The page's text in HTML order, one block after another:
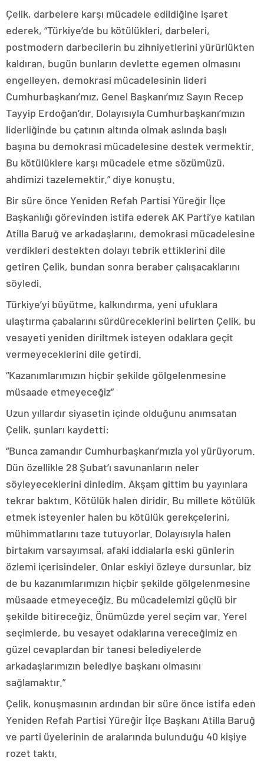
Çelik, darbelere karşı mücadele edildiğine işaret
ederek, “Türkiye’de bu kötülükleri, darbeleri,
postmodern darbecilerin bu zihniyetlerini yürürlükten
kaldıran, bugün bunların devlette egemen olmasını
engelleyen, demokrasi mücadelesinin lideri
Cumhurbaşkanı’mız, Genel Başkanı’mız Sayın Recep
Tayyip Erdoğan’dır. Dolayısıyla Cumhurbaşkanı’mızın
liderliğinde bu çatının altında olmak aslında başlı
başına bu demokrasi mücadelesine destek vermektir.
Bu kötülüklere karşı mücadele etme sözümüzü,
ahdimizi tazelemektir.” diye konuştu.
Bir süre önce Yeniden Refah Partisi Yüreğir İlçe
Başkanlığı görevinden istifa ederek AK Parti’ye katılan
Atilla Baruğ ve arkadaşlarını, demokrasi mücadelesine
verdikleri destekten dolayı tebrik ettiklerini dile
getiren Çelik, bundan sonra beraber çalışacaklarını
söyledi.
Türkiye’yi büyütme, kalkındırma, yeni ufuklara
ulaştırma çabalarını sürdüreceklerini belirten Çelik, bu
vesayeti yeniden diriltmek isteyen odaklara geçit
vermeyeceklerini dile getirdi.
“Kazanımlarımızın hiçbir şekilde gölgelenmesine
müsaade etmeyeceğiz”
Uzun yıllardır siyasetin içinde olduğunu anımsatan
Çelik, şunları kaydetti:
“Bunca zamandır Cumhurbaşkanı’mızla yol yürüyorum.
Dün özellikle 28 Şubat’ı savunanların neler
söyleyeceklerini dinledim. Akşam gittim bu yayınlara
tekrar baktım. Kötülük halen diridir. Bu millete kötülük
etmek isteyenler halen bu kötülük gerekçelerini,
mühimmatlarını taze tutuyorlar. Dolayısıyla halen
birtakım varsayımsal, afaki iddialarla eski günlerin
özlemi içerisindeler. Onlar eskiyi özleye dursunlar, biz
de bu kazanımlarımızın hiçbir şekilde gölgelenmesine
müsaade etmeyeceğiz. Bu mücadelemizi güçlü bir
şekilde bitireceğiz. Önümüzde yerel seçim var. Yerel
seçimlerde, bu vesayet odaklarına vereceğimiz en
güzel cevaplardan bir tanesi belediyelerde
arkadaşlarımızın belediye başkanı olmasını
sağlamaktır.”
Çelik, konuşmasının ardından bir süre önce istifa eden
Yeniden Refah Partisi Yüreğir İlçe Başkanı Atilla Baruğ
ve parti üyelerinin de aralarında bulunduğu 40 kişiye
rozet taktı.